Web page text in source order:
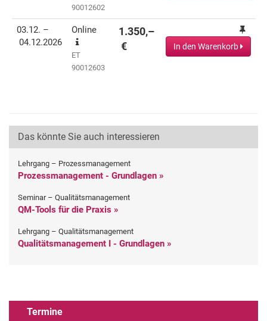
90012602
03.12. –
04.12.2026
Online
ET
90012603
1.350,–
€
In den Warenkorb
Das könnte Sie auch interessieren
Lehrgang – Prozessmanagement
Prozessmanagement - Grundlagen »
Seminar – Qualitätsmanagement
QM-Tools für die Praxis »
Lehrgang – Qualitätsmanagement
Qualitätsmanagement I - Grundlagen »
Termine